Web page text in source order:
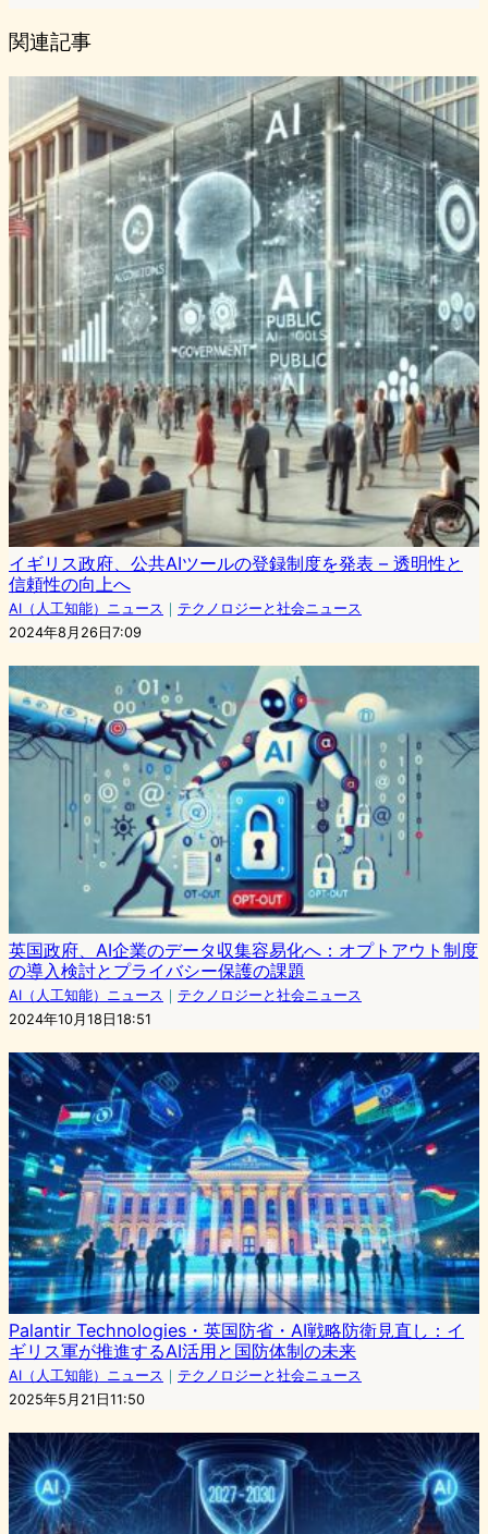
関連記事
イギリス政府、公共AIツールの登録制度を発表 – 透明性と
信頼性の向上へ
AI（人工知能）ニュース ｜ テクノロジーと社会ニュース
2024年8月26日7:09
英国政府、AI企業のデータ収集容易化へ：オプトアウト制度
の導入検討とプライバシー保護の課題
AI（人工知能）ニュース ｜ テクノロジーと社会ニュース
2024年10月18日18:51
Palantir Technologies・英国防省・AI戦略防衛見直し：イ
ギリス軍が推進するAI活用と国防体制の未来
AI（人工知能）ニュース ｜ テクノロジーと社会ニュース
2025年5月21日11:50